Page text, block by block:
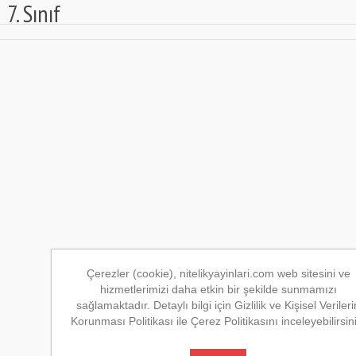
7. Sınıf
Çerezler (cookie), nitelikyayinlari.com web sitesini ve
hizmetlerimizi daha etkin bir şekilde sunmamızı
sağlamaktadır. Detaylı bilgi için Gizlilik ve Kişisel
Korunması Politikası ile Çerez Politikasını